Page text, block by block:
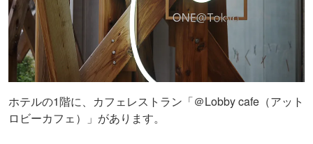
ホテルの1階に、カフェレストラン「＠Lobby cafe（アット
ロビーカフェ）」があります。